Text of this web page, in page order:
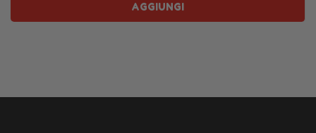
AGGIUNGI